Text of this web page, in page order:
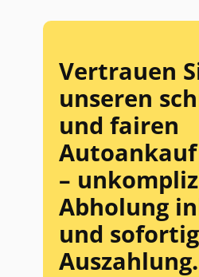
Vertrauen
unseren
und fairen
–
Abholung
und
Auszahlung.